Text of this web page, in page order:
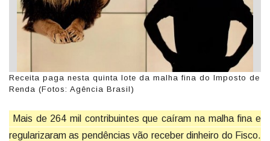
Receita paga nesta quinta lote da malha fina do Imposto de
Renda (Fotos: Agência Brasil)
Mais de 264 mil contribuintes que caíram na malha fina e
regularizaram as pendências vão receber dinheiro do Fisco.